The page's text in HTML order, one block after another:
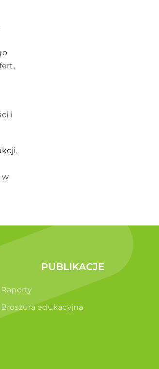
i
w
PUBLIKACJE
Raporty
Broszura edukacyjna